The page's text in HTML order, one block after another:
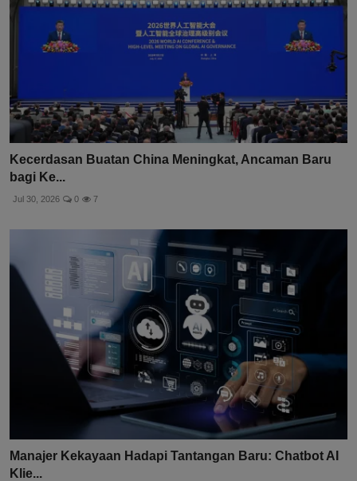
Kecerdasan Buatan China Meningkat, Ancaman Baru
bagi Ke...
Jul 30, 2026 0 7
Manajer Kekayaan Hadapi Tantangan Baru: Chatbot AI
Klie...